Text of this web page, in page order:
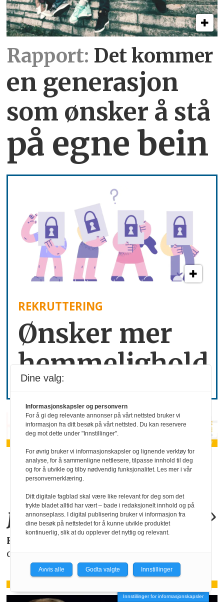
Rapport: Det kommer
en generasjon
som ønsker å stå
på egne bein
REKRUTTERING
Ønsker mer
hemmelighold
«KI-bruken kan
allerede by på
juridiskeproblemer .»
KAROLINE SCHEIDE
oppmerksom på de faktiske forholdene.
Innstillinger for informasjonskapsler
Dine valg:
Informasjonskapsler og personvern
For å gi deg relevante annonser på vårt nettsted bruker vi
informasjon fra ditt besøk på vårt nettsted. Du kan reservere
deg mot dette under "Innstillinger".
For øvrig bruker vi informasjonskapsler og lignende verktøy for
analyse, for å sammenligne nettlesere, tilpasse innhold til deg
og for å utvikle og tilby nødvendig funksjonalitet. Les mer i vår
personvernerklæring.
Ditt digitale fagblad skal være like relevant for deg som det
trykte bladet alltid har vært – bade i redaksjonelt innhold og på
annonseplass. I digital publisering bruker vi informasjon fra
dine besøk på nettstedet for å kunne utvikle produktet
kontinuerlig, slik at du opplever det nyttig og relevant.
Avvis alle Godta valgte Innstillinger